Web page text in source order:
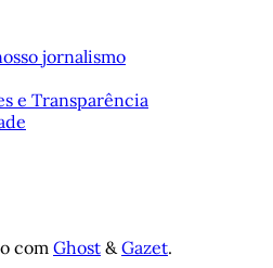
jornalismo
e Transparência
com Ghost & Gazet.